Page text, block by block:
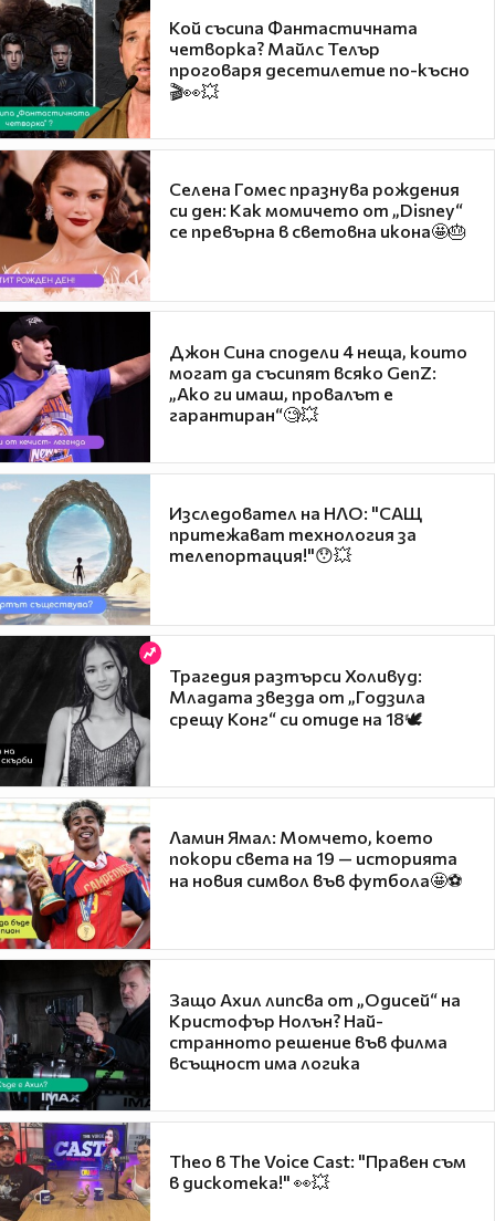
Кой съсипа Фантастичната
четворка? Майлс Телър
проговаря десетилетие по-късно
🎬👀💥
Селена Гомес празнува рождения
си ден: Как момичето от „Disney“
се превърна в световна икона🤩🎂
Джон Сина сподели 4 неща, които
могат да съсипят всяко GenZ:
„Ако ги имаш, провалът е
гарантиран“🧐💥
Изследовател на НЛО: "САЩ
притежават технология за
телепортация!"😯💥
Трагедия разтърси Холивуд:
Младата звезда от „Годзила
срещу Конг“ си отиде на 18🕊️
Ламин Ямал: Момчето, което
покори света на 19 — историята
на новия символ във футбола🤩⚽
Защо Ахил липсва от „Одисей“ на
Кристофър Нолън? Най-
странното решение във филма
всъщност има логика
Theo в The Voice Cast: "Правен съм
в дискотека!" 👀💥